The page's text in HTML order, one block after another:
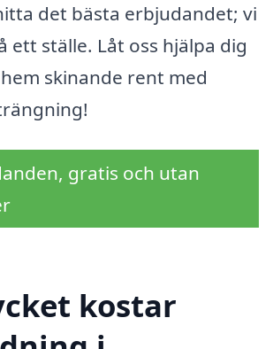
det bästa erbjudandet; vi
ett ställe. Låt oss hjälpa dig
skinande rent med
gratis och utan
kostar